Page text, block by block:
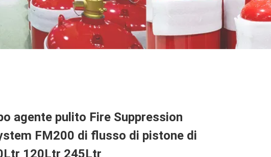
agente pulito Fire Suppression
FM200 di flusso di pistone di
120Ltr 245Ltr